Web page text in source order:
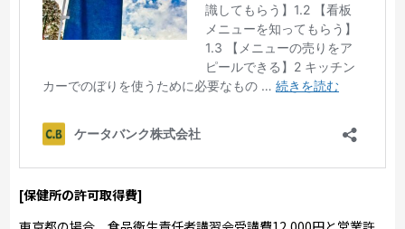
[保健所の許可取得費]